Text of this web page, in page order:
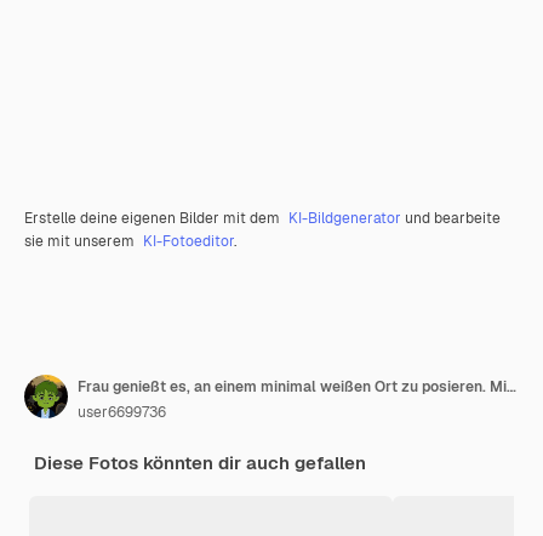
Erstelle deine eigenen Bilder mit dem KI-Bildgenerator und bearbeite
sie mit unserem KI-Fotoeditor.
Frau genießt es, an einem minimal weißen Ort zu posieren. Minimaler weißer Ort und Hintergrund und schöne blonde kaukasische Dame im Inneren des minimalen Cafés.
user6699736
Diese Fotos könnten dir auch gefallen